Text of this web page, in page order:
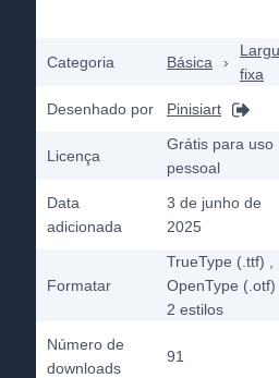
Categoria Básica ›
fixa
Desenhado por
Pinisiart
Licença
Grátis para uso
pessoal
Data
adicionada
3 de junho de
2025
Formatar
TrueType (.ttf)
OpenType (.otf)
2 estilos
Número de
downloads
91